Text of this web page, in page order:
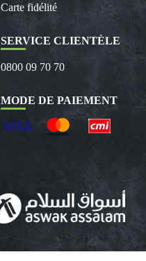
Carte fidélité
SERVICE CLIENTÈLE
0800 09 70 70
MODE DE PAIEMENT